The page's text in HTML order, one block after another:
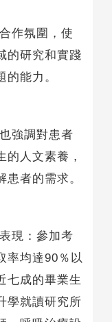
作氛圍，使
的研究和實踐
能力。
強調對患者
的人文素養，
者的需求。
現：參加考
率均達90％以
七成的畢業生
學就讀研究所